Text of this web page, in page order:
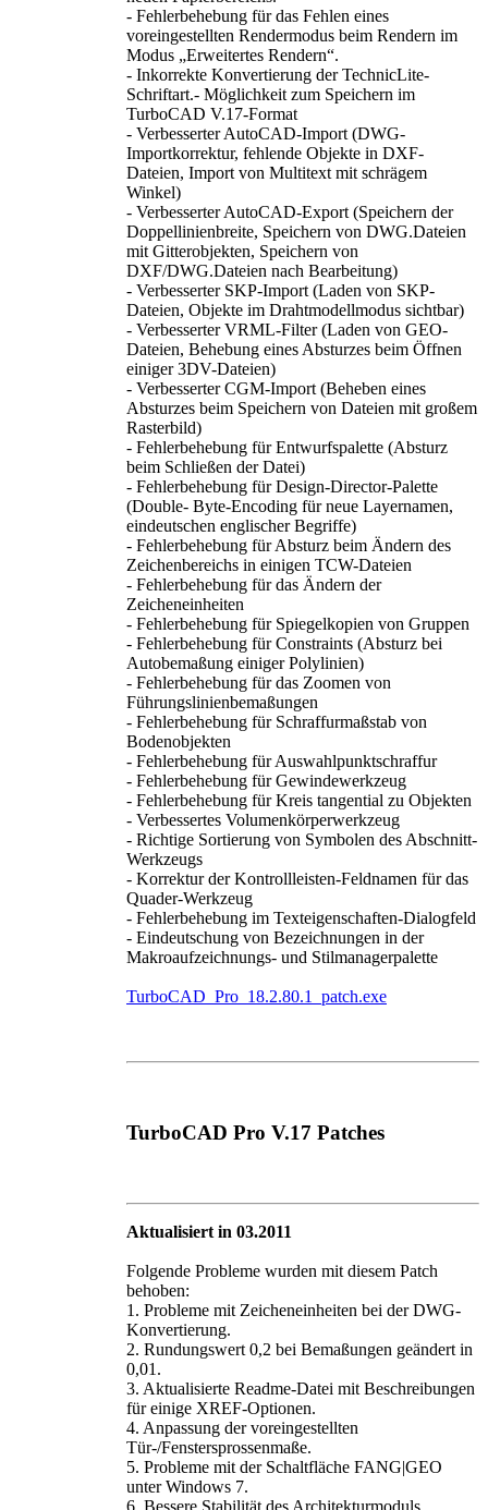
- Fehlerbehebung für das Fehlen eines
voreingestellten Rendermodus beim Rendern im
Modus „Erweitertes Rendern“.
- Inkorrekte Konvertierung der TechnicLite-
Schriftart.- Möglichkeit zum Speichern im
TurboCAD V.17-Format
- Verbesserter AutoCAD-Import (DWG-
Importkorrektur, fehlende Objekte in DXF-
Dateien, Import von Multitext mit schrägem
Winkel)
- Verbesserter AutoCAD-Export (Speichern der
Doppellinienbreite, Speichern von DWG.Dateien
mit Gitterobjekten, Speichern von
DXF/DWG.Dateien nach Bearbeitung)
- Verbesserter SKP-Import (Laden von SKP-
Dateien, Objekte im Drahtmodellmodus sichtbar)
- Verbesserter VRML-Filter (Laden von GEO-
Dateien, Behebung eines Absturzes beim Öffnen
einiger 3DV-Dateien)
- Verbesserter CGM-Import (Beheben eines
Absturzes beim Speichern von Dateien mit großem
Rasterbild)
- Fehlerbehebung für Entwurfspalette (Absturz
beim Schließen der Datei)
- Fehlerbehebung für Design-Director-Palette
(Double- Byte-Encoding für neue Layernamen,
eindeutschen englischer Begriffe)
- Fehlerbehebung für Absturz beim Ändern des
Zeichenbereichs in einigen TCW-Dateien
- Fehlerbehebung für das Ändern der
Zeicheneinheiten
- Fehlerbehebung für Spiegelkopien von Gruppen
- Fehlerbehebung für Constraints (Absturz bei
Autobemaßung einiger Polylinien)
- Fehlerbehebung für das Zoomen von
Führungslinienbemaßungen
- Fehlerbehebung für Schraffurmaßstab von
Bodenobjekten
- Fehlerbehebung für Auswahlpunktschraffur
- Fehlerbehebung für Gewindewerkzeug
- Fehlerbehebung für Kreis tangential zu Objekten
- Verbessertes Volumenkörperwerkzeug
- Richtige Sortierung von Symbolen des Abschnitt-
Werkzeugs
- Korrektur der Kontrollleisten-Feldnamen für das
Quader-Werkzeug
- Fehlerbehebung im Texteigenschaften-Dialogfeld
- Eindeutschung von Bezeichnungen in der
Makroaufzeichnungs- und Stilmanagerpalette
TurboCAD_Pro_18.2.80.1_patch.exe
TurboCAD Pro V.17 Patches
Aktualisiert in 03.2011
Folgende Probleme wurden mit diesem Patch
behoben:
1. Probleme mit Zeicheneinheiten bei der DWG-
Konvertierung.
2. Rundungswert 0,2 bei Bemaßungen geändert in
0,01.
3. Aktualisierte Readme-Datei mit Beschreibungen
für einige XREF-Optionen.
4. Anpassung der voreingestellten
Tür-/Fenstersprossenmaße.
5. Probleme mit der Schaltfläche FANG|GEO
unter Windows 7.
6. Bessere Stabilität des Architekturmoduls.